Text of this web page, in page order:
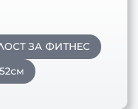
ЗА ФИТНЕС